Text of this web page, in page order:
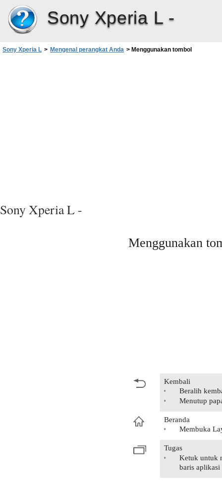
Sony Xperia L -
Sony Xperia L > Mengenal perangkat Anda > Menggunakan tombol
Sony Xperia L -
Menggunakan
Kembali
•
Beralih
•
Menutup
Beranda
•
Membuka
Tugas
•
Ketuk untuk
baris